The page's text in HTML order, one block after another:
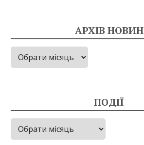
АРХІВ НОВИН
Архів
новин
ПОДІЇ
Події